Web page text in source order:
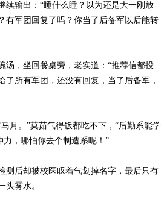
输出：“睡什么睡？以为还是大一刚放
有军团回复了吗？你当了后备军以后能转
，坐回餐桌旁，老实道：“推荐信都投
了所有军团，还没有回复，当了后备军，
。”莫茹气得饭都吃不下，“后勤系能学
，哪怕你去个制造系呢！”
后却被校医叹着气划掉名字，最后只有
头雾水。